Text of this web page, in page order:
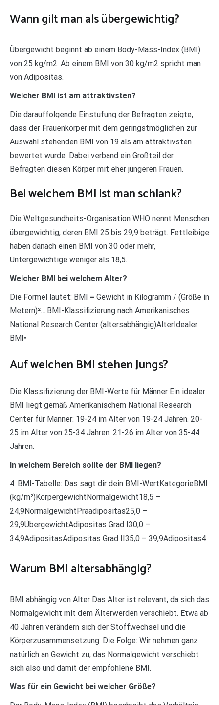
Wann gilt man als übergewichtig?
Übergewicht beginnt ab einem Body-Mass-Index (BMI)
von 25 kg/m2. Ab einem BMI von 30 kg/m2 spricht man
von Adipositas.
Welcher BMI ist am attraktivsten?
Die darauffolgende Einstufung der Befragten zeigte,
dass der Frauenkörper mit dem geringstmöglichen zur
Auswahl stehenden BMI von 19 als am attraktivsten
bewertet wurde. Dabei verband ein Großteil der
Befragten diesen Körper mit eher jüngeren Frauen.
Bei welchem BMI ist man schlank?
Die Weltgesundheits-Organisation WHO nennt Menschen
übergewichtig, deren BMI 25 bis 29,9 beträgt. Fettleibige
haben danach einen BMI von 30 oder mehr,
Untergewichtige weniger als 18,5.
Welcher BMI bei welchem Alter?
Die Formel lautet: BMI = Gewicht in Kilogramm / (Größe in
Metern)²….BMI-Klassifizierung nach Amerikanisches
National Research Center (altersabhängig)AlterIdealer
BMI•
Auf welchen BMI stehen Jungs?
Die Klassifizierung der BMI-Werte für Männer Ein idealer
BMI liegt gemäß Amerikanischem National Research
Center für Männer: 19-24 im Alter von 19-24 Jahren. 20-
25 im Alter von 25-34 Jahren. 21-26 im Alter von 35-44
Jahren.
In welchem Bereich sollte der BMI liegen?
4. BMI-Tabelle: Das sagt dir dein BMI-WertKategorieBMI
(kg/m²)KörpergewichtNormalgewicht18,5 –
24,9NormalgewichtPräadipositas25,0 –
29,9ÜbergewichtAdipositas Grad I30,0 –
34,9AdipositasAdipositas Grad II35,0 – 39,9Adipositas4
Warum BMI altersabhängig?
BMI abhängig von Alter Das Alter ist relevant, da sich das
Normalgewicht mit dem Älterwerden verschiebt. Etwa ab
40 Jahren verändern sich der Stoffwechsel und die
Körperzusammensetzung. Die Folge: Wir nehmen ganz
natürlich an Gewicht zu, das Normalgewicht verschiebt
sich also und damit der empfohlene BMI.
Was für ein Gewicht bei welcher Größe?